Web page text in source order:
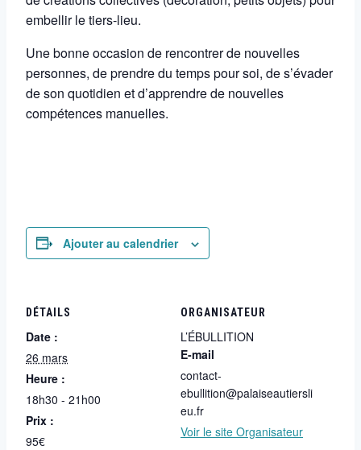
embellir le tiers-lieu.
Une bonne occasion de rencontrer de nouvelles
personnes, de prendre du temps pour soi, de s’évader
de son quotidien et d’apprendre de nouvelles
compétences manuelles.
Ajouter au calendrier
DÉTAILS
Date :
26 mars
Heure :
18h30 - 21h00
Prix :
95€
ORGANISATEUR
L’ÉBULLITION
E-mail
contact-
ebullition@palaiseautiersli
eu.fr
Voir le site Organisateur